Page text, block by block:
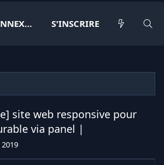
CONNEXION S'INSCRIRE
site web responsive pour
via panel |